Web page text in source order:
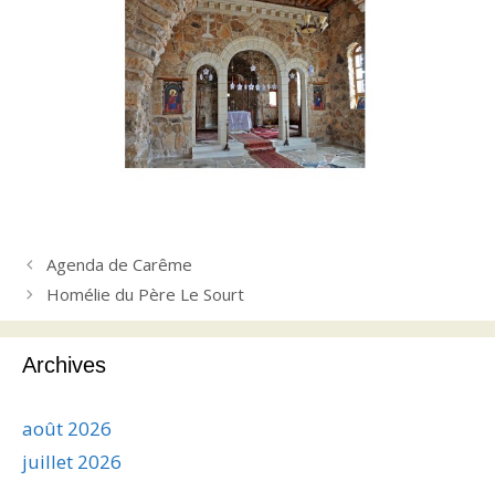
Agenda de Carême
Homélie du Père Le Sourt
Archives
août 2026
juillet 2026